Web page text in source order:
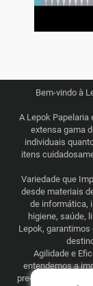
Bem-vindo à
A Lepok
extensa gama
individuais
itens
Variedade que
desde materiais
de informática,
higiene, saúde,
Lepok,
Agilidade e
entendemos a
preços justos e